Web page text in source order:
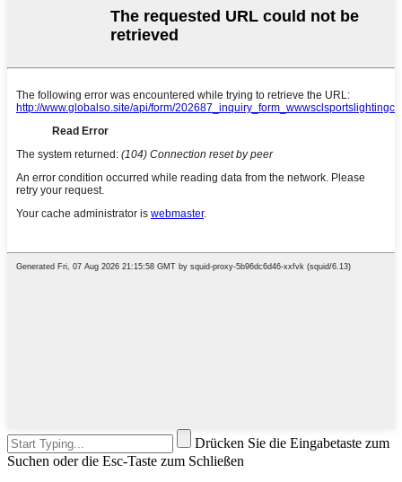
Drücken Sie die Eingabetaste zum
Suchen oder die Esc-Taste zum Schließen